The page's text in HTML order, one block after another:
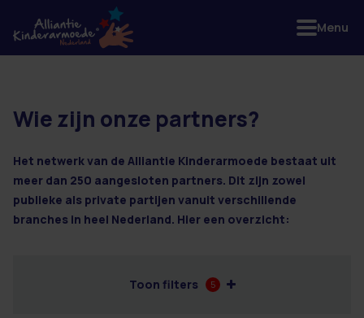
3 resultaten
Wie zijn onze partners?
Het netwerk van de Alliantie Kinderarmoede bestaat uit
meer dan 250 aangesloten partners. Dit zijn zowel
publieke als private partijen vanuit verschillende
branches in heel Nederland. Hier een overzicht:
Toon filters 5
Menu